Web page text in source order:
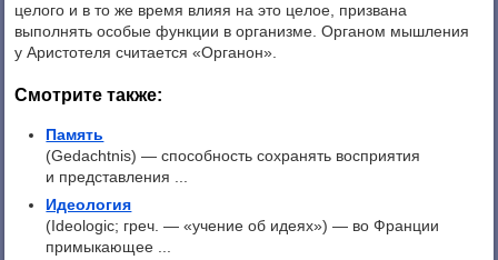
целого и в то же время влияя на это целое, призвана
выполнять особые функции в организме. Органом мышления
у Аристотеля считается «Органон».
Смотрите также:
Память
(Gedachtnis) — способность сохранять восприятия
и представления ...
Идеология
(Ideologic; греч. — «учение об идеях») — во Франции
примыкающее ...